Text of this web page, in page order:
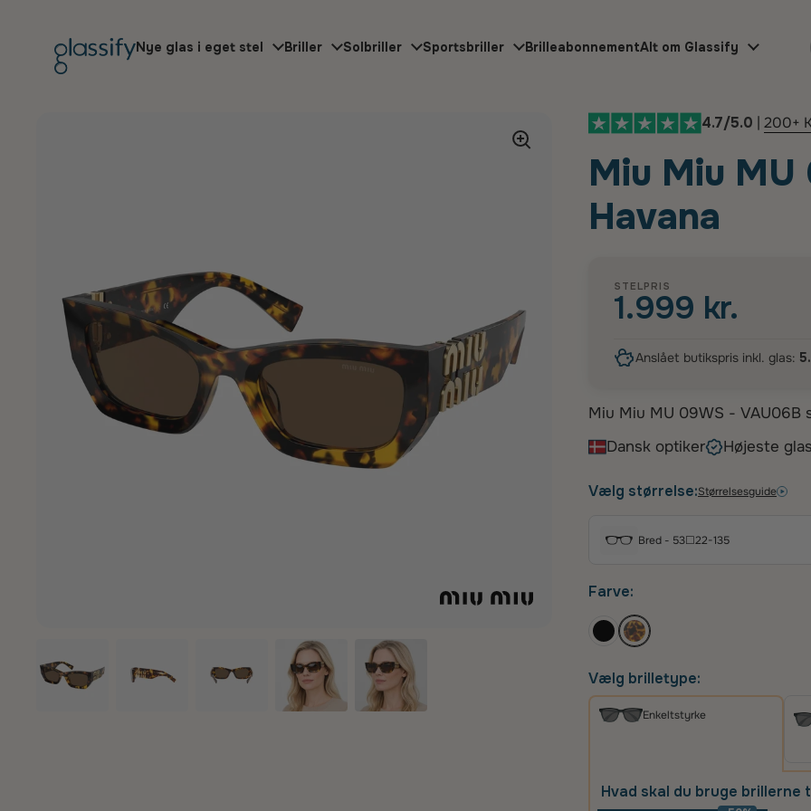
Nye glas i eget stel Briller Solbriller Sportsbriller BrilleabonnementAlt om Glassify
4.7/5.0 200+
Miu Miu
Havana
STELPRIS
1.999 kr.
Anslået butikspris inkl. glas:
Miu Miu MU 09WS - VAU06B
mønster. Disse stel er
logoer på stængerne. Et
Dansk optiker Højeste
Vælg størrelse:Størrelsesguide
Bred - 53☐22-135
Farve:
Vælg brilletype:
Enkeltstyrke
Hvad skal du bruge brillerne